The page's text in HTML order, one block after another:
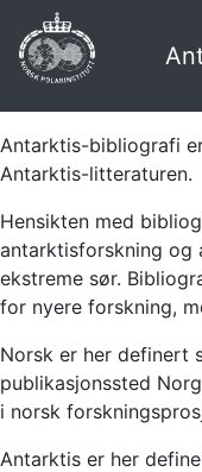
Antarktis-bibliografi
Antarktis-litteraturen.
Hensikten med
antarktisforskning og
ekstreme sør.
for nyere forskning,
Norsk er her definert
publikasjonssted
i norsk
Antarktis er her